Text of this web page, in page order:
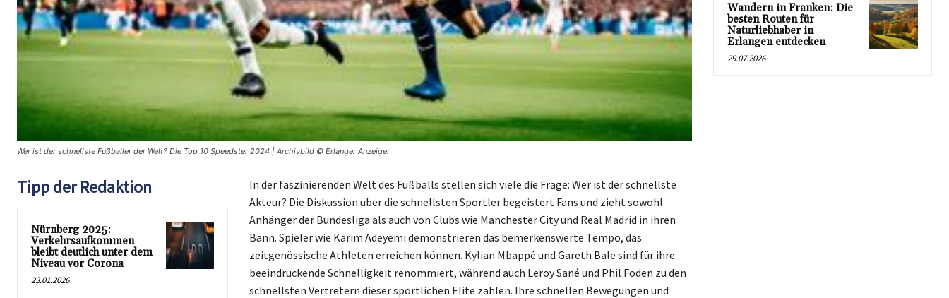
Wer ist der schnellste Fußballer der Welt? Die Top 10 Speedster 2024 | Archivbild © Erlanger Anzeiger
Tipp der Redaktion
Nürnberg 2025:
Verkehrsaufkommen
bleibt deutlich unter dem
Niveau vor Corona
23.01.2026
In der faszinierenden Welt des Fußballs stellen sich viele die Frage: Wer ist der schnellste
Akteur? Die Diskussion über die schnellsten Sportler begeistert Fans und zieht sowohl
Anhänger der Bundesliga als auch von Clubs wie Manchester City und Real Madrid in ihren
Bann. Spieler wie Karim Adeyemi demonstrieren das bemerkenswerte Tempo, das
zeitgenössische Athleten erreichen können. Kylian Mbappé und Gareth Bale sind für ihre
beeindruckende Schnelligkeit renommiert, während auch Leroy Sané und Phil Foden zu den
schnellsten Vertretern dieser sportlichen Elite zählen. Ihre schnellen Bewegungen und
Wandern in Franken: Die
besten Routen für
Naturliebhaber in
Erlangen entdecken
29.07.2026